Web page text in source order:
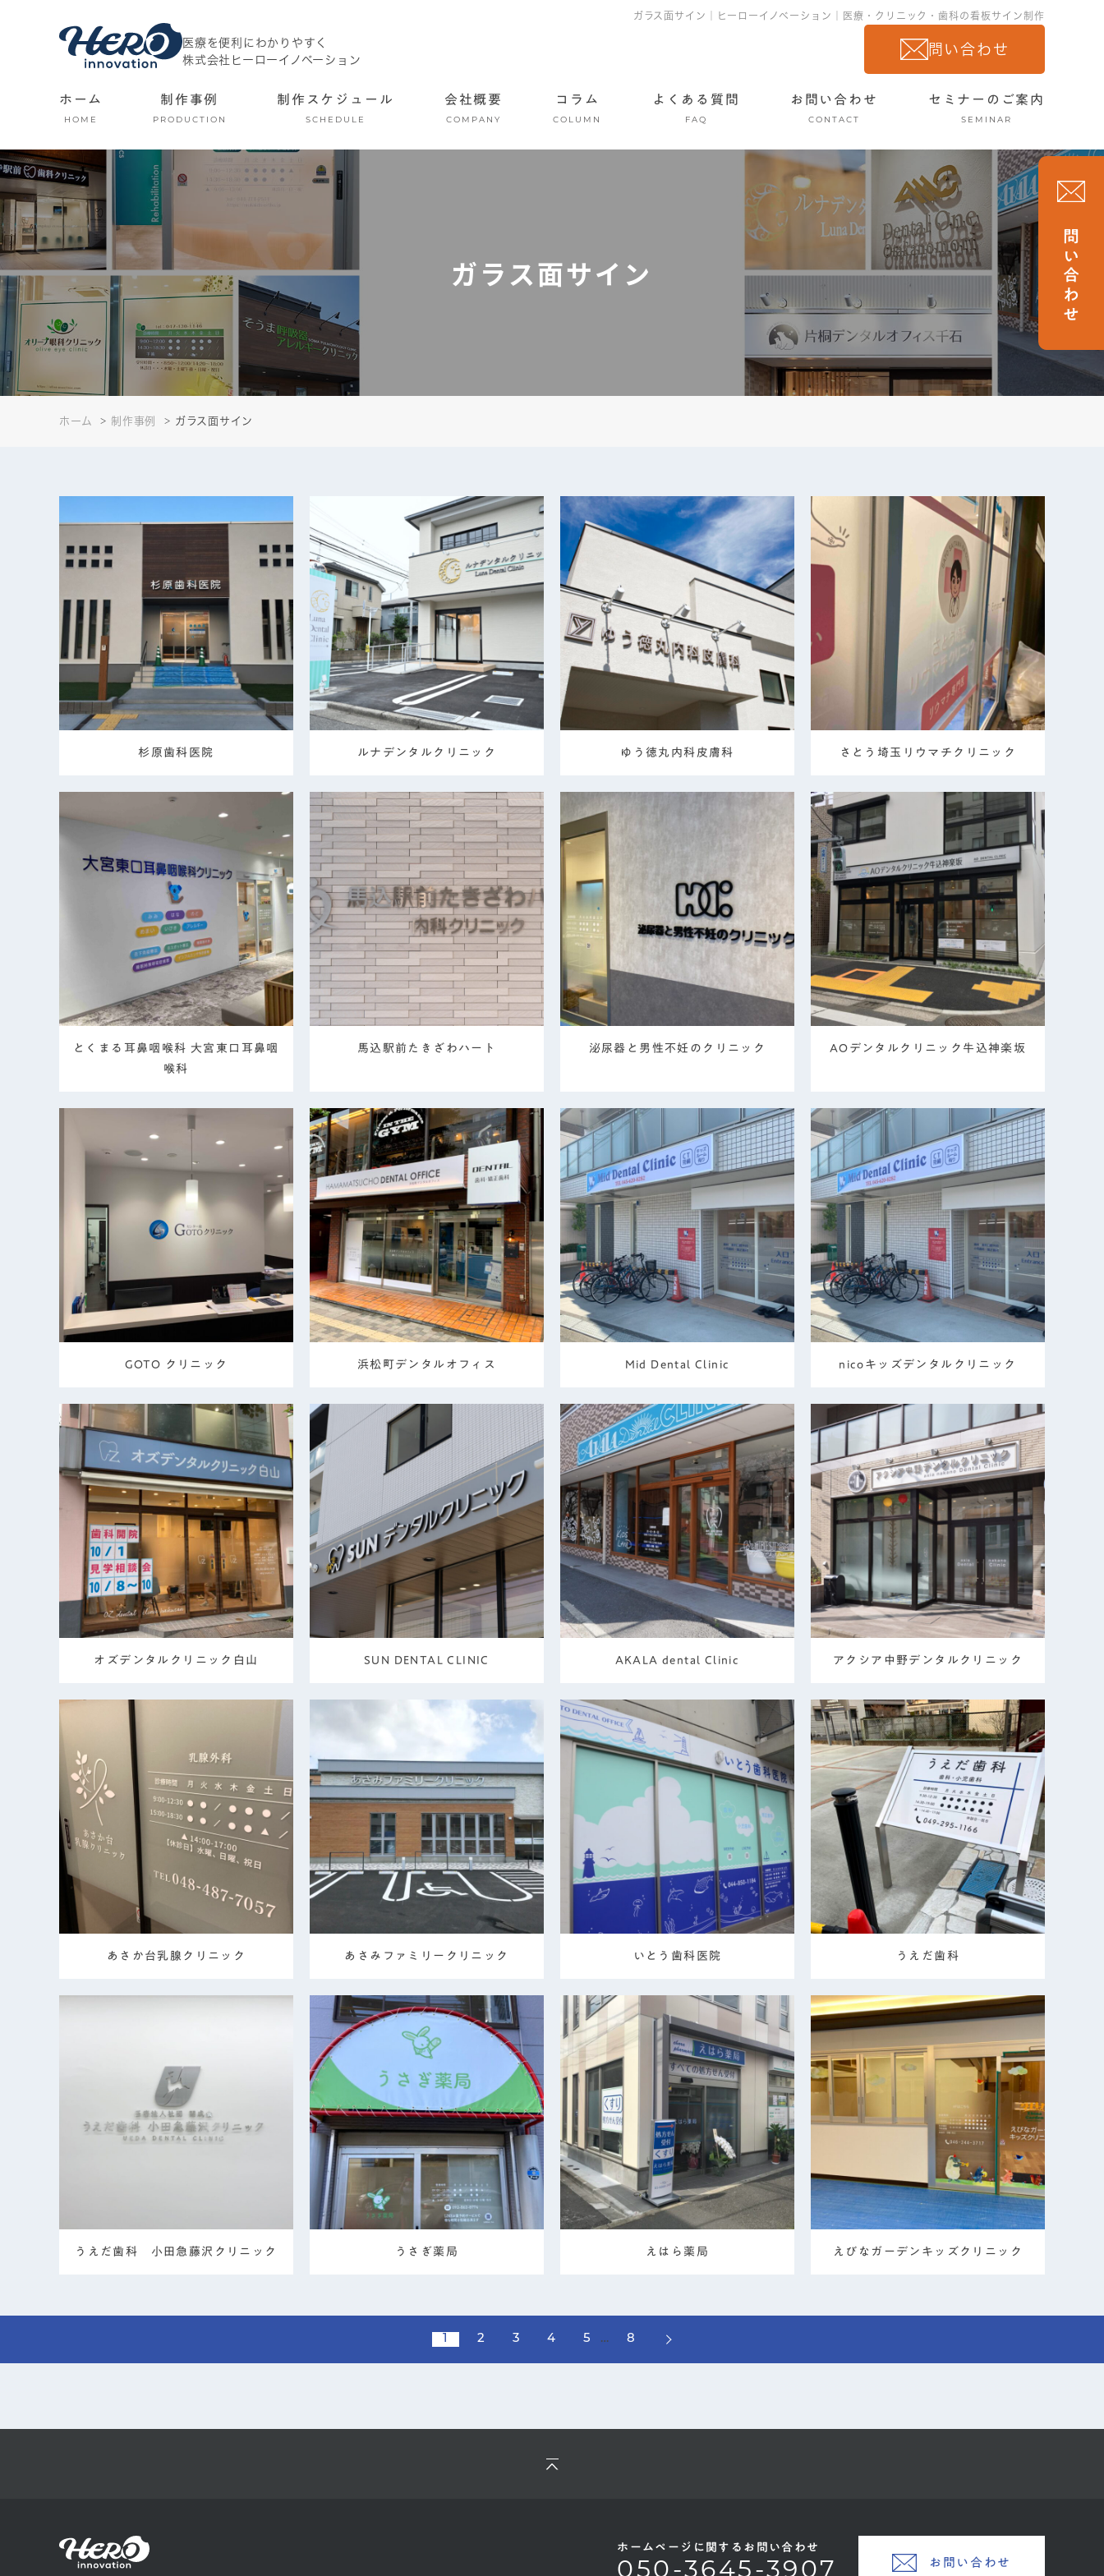
医療を便利にわかりやすく
株式会社ヒーローイノベーション
問い合わせ
ホーム
HOME
制作事例
PRODUCTION
制作スケジュール
SCHEDULE
会社概要
COMPANY
コラム
COLUMN
よくある質問
FAQ
お問い合わせ
CONTACT
セミナーのご案内
SEMINAR
問い合わせ
ガラス面サイン
ガラス面サイン｜ヒーローイノベーション｜医療・クリニック・歯科の看板サイン制作
ホーム 制作事例 ガラス面サイン
杉原歯科医院 ルナデンタルクリニック ゆう徳丸内科皮膚科 さとう埼玉リウマチクリニック
とくまる耳鼻咽喉科 大宮東口耳鼻咽
喉科
馬込駅前たきざわハート 泌尿器と男性不妊のクリニック AOデンタルクリニック牛込神楽坂
GOTO クリニック 浜松町デンタルオフィス Mid Dental Clinic nicoキッズデンタルクリニック
オズデンタルクリニック白山 SUN DENTAL CLINIC AKALA dental Clinic アクシア中野デンタルクリニック
あさか台乳腺クリニック あさみファミリークリニック いとう歯科医院 うえだ歯科
うえだ歯科 小田急藤沢クリニック うさぎ薬局 えはら薬局 えびなガーデンキッズクリニック
1 2 3 4 5 … 8
ホームページに関するお問い合わせ
お問い合わせ